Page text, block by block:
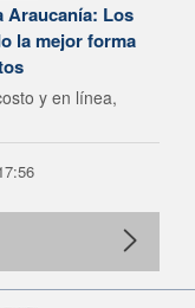
Araucanía: Los
la mejor forma
y en línea,